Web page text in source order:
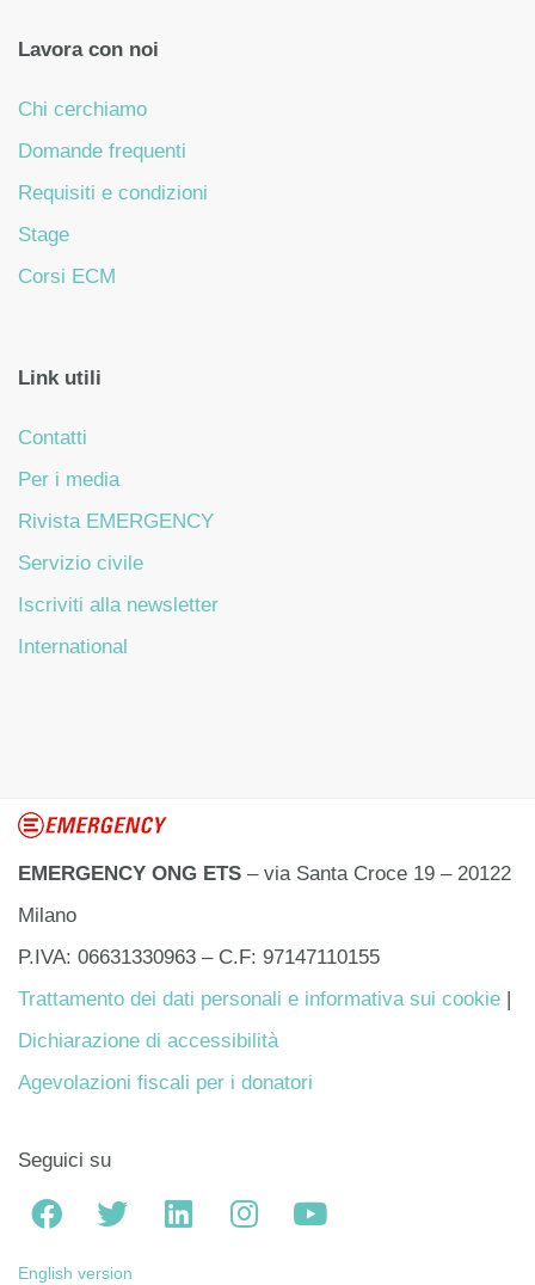
Lavora con noi
Chi cerchiamo
Domande frequenti
Requisiti e condizioni
Stage
Corsi ECM
Link utili
Contatti
Per i media
Rivista EMERGENCY
Servizio civile
Iscriviti alla newsletter
International
EMERGENCY ONG ETS – via Santa Croce 19 – 20122
Milano
P.IVA: 06631330963 – C.F: 97147110155
Trattamento dei dati personali e informativa sui cookie
Dichiarazione di accessibilità
Agevolazioni fiscali per i donatori
Seguici su
English version